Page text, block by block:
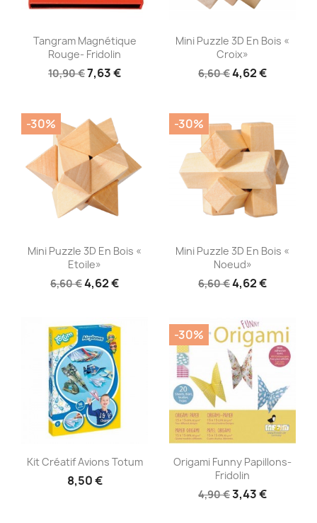
Aperçu rapide
Tangram Magnétique
Rouge- Fridolin
10,90 €7,63 €
Aperçu rapide
Mini Puzzle 3D En Bois «
Croix»
6,60 €4,62 €
Aperçu rapide
Mini Puzzle 3D En Bois «
Etoile»
6,60 €4,62 €
-30%
Aperçu rapide
Mini Puzzle 3D En Bois «
Noeud»
6,60 €4,62 €
-30%
Aperçu rapide
Kit Créatif Avions Totum
8,50 €
Aperçu rapide
Origami Funny Papillons-
Fridolin
4,90 €3,43 €
-30%